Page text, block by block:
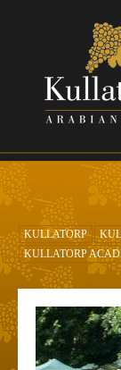
KULLATORP
KULLATORP